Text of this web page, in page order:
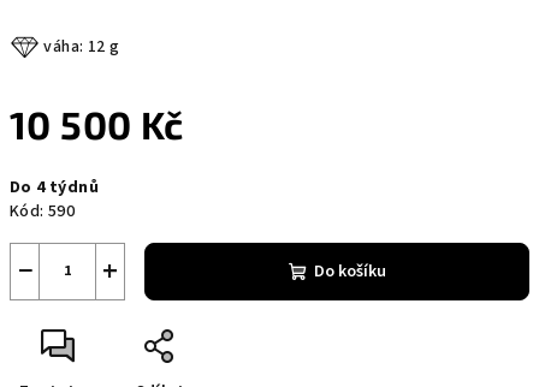
váha: 12 g
10 500 Kč
cena:
Do 4 týdnů
Kód: 590
+
− Do košíku